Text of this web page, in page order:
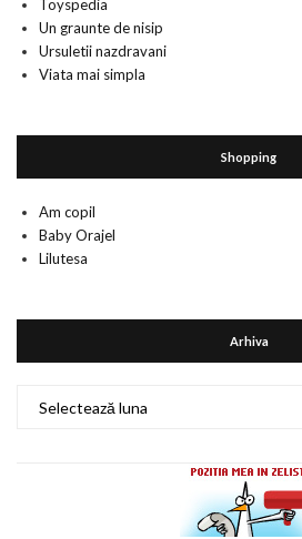
Toyspedia
Un graunte de nisip
Ursuletii nazdravani
Viata mai simpla
Shopping
Am copil
Baby Orajel
Lilutesa
Arhiva